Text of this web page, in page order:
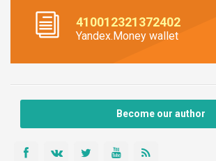
410012321372402
Yandex.Money wallet
Become our author